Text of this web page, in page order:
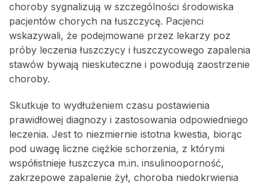
choroby sygnalizują w szczególności środowiska
pacjentów chorych na łuszczycę. Pacjenci
wskazywali, że podejmowane przez lekarzy poz
próby leczenia łuszczycy i łuszczycowego zapalenia
stawów bywają nieskuteczne i powodują zaostrzenie
choroby.
Skutkuje to wydłużeniem czasu postawienia
prawidłowej diagnozy i zastosowania odpowiedniego
leczenia. Jest to niezmiernie istotna kwestia, biorąc
pod uwagę liczne ciężkie schorzenia, z którymi
współistnieje łuszczyca m.in. insulinooporność,
zakrzepowe zapalenie żył, choroba niedokrwienia